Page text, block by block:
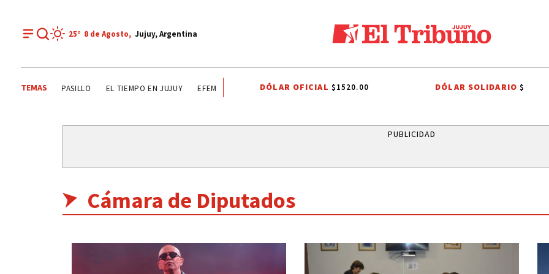
25° 8 de Agosto, Jujuy, Argentina
TEMAS
TEATRO EL PASILLO EL TIEMPO EN JUJUY EFEMÉRIDES BRASIL TENDENCIAS SELECCIÓN ARGENTINA JORGE MESSI TENDENCIA
DÓLAR OFICIAL $1520.00 DÓLAR SOLIDARIO$
PUBLICIDAD
Cámara de Diputados